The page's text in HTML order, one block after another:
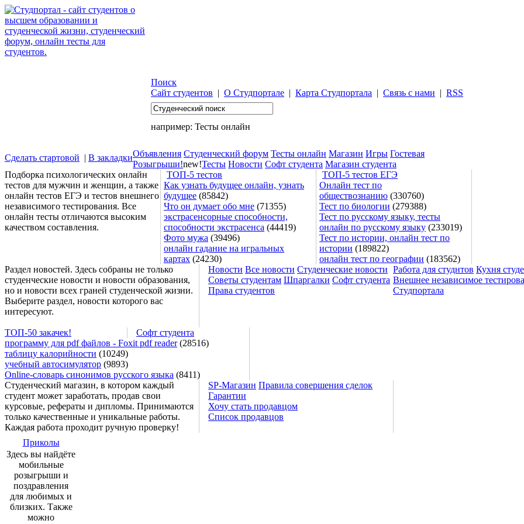
Поиск
Сайт студентов | О Студпортале | Карта Студпортала | Связь с нами | RSS
например: Тесты онлайн
Сделать стартовой | В закладкиОбъявления Студенческий форум Тесты онлайн Магазин Игры Гостевая
Тесты Новости Софт студента Магазин студента
Розыгрыши!new!
Подборка психологических онлайн
тестов для мужчин и женщин, а также
онлайн тестов ЕГЭ и тестов внешнего
независимого тестирования. Все
онлайн тесты отличаются высоким
качеством составления.
ТОП-5 тестов
ТОП-5 тестов ЕГЭ
Как узнать будущее онлайн, узнать
будущее (85842)
Что он думает обо мне (71355)
экстрасенсорные способности,
способности экстрасенса (44419)
Фото мужа (39496)
онлайн гадание на игральных
картах (24230)
Онлайн тест по
обществознанию (330760)
Тест по биологии (279388)
Тест по русскому языку, тесты
онлайн по русскому языку (233019)
Тест по истории, онлайн тест по
истории (189822)
онлайн тест по географии (183562)
Раздел новостей. Здесь собраны не только
студенческие новости и новости образования,
но и новости всех граней студенческой жизни.
Выберите раздел, новости которого вас
интересуют.
Новости Все новости Студенческие новости
Советы студентам Шпаргалки Софт студента
Права студентов
Работа для студнтов Кухня
Внешнее независимое
Студпортала
ТОП-50 закачек!
Софт студента
программу для pdf файлов - Foxit pdf reader(28516)
таблицу калорийности (10249)
учебный автосимулятор (9893)
Online-словарь синонимов русского языка (8411)
Студенческий магазин, в котором каждый
студент может заработать, продав свои
курсовые, рефераты и дипломы. Принимаются
только качественные и уникальные работы.
Каждая работа проходит ручную проверку!
SP-Магазин Правила совершения сделок
Гарантии
Хочу стать продавцом
Список продавцов
Приколы
Здесь вы найдёте
мобильные
розыгрыши и
поздравления
для любимых и
близких. Также
можно